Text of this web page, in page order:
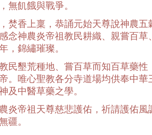
無飢餓與戰爭。
焚香上稟，恭誦元始天尊說神農
念神農炎帝祖教民耕織、親嘗百
，錦繡璀璨。
民墾荒種地、嘗百草而知百草藥
。唯心聖教各分寺道場均供奉中
及中醫草藥之學。
炎帝祖天尊慈悲護佑，祈請護佑
疆。